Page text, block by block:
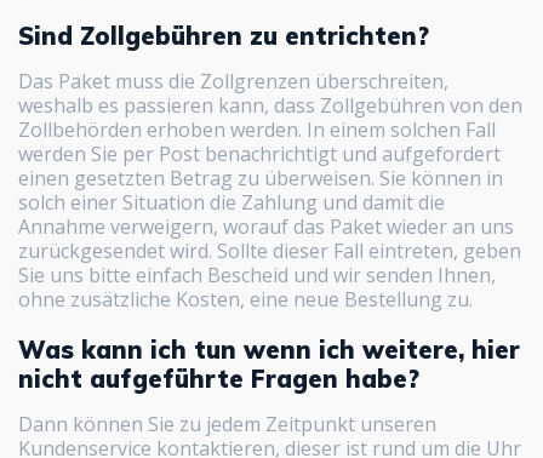
Sind Zollgebühren zu entrichten?
Das Paket muss die Zollgrenzen überschreiten,
weshalb es passieren kann, dass Zollgebühren von den
Zollbehörden erhoben werden. In einem solchen Fall
werden Sie per Post benachrichtigt und aufgefordert
einen gesetzten Betrag zu überweisen. Sie können in
solch einer Situation die Zahlung und damit die
Annahme verweigern, worauf das Paket wieder an uns
zurückgesendet wird. Sollte dieser Fall eintreten, geben
Sie uns bitte einfach Bescheid und wir senden Ihnen,
ohne zusätzliche Kosten, eine neue Bestellung zu.
Was kann ich tun wenn ich weitere, hier
nicht aufgeführte Fragen habe?
Dann können Sie zu jedem Zeitpunkt unseren
Kundenservice kontaktieren, dieser ist rund um die Uhr